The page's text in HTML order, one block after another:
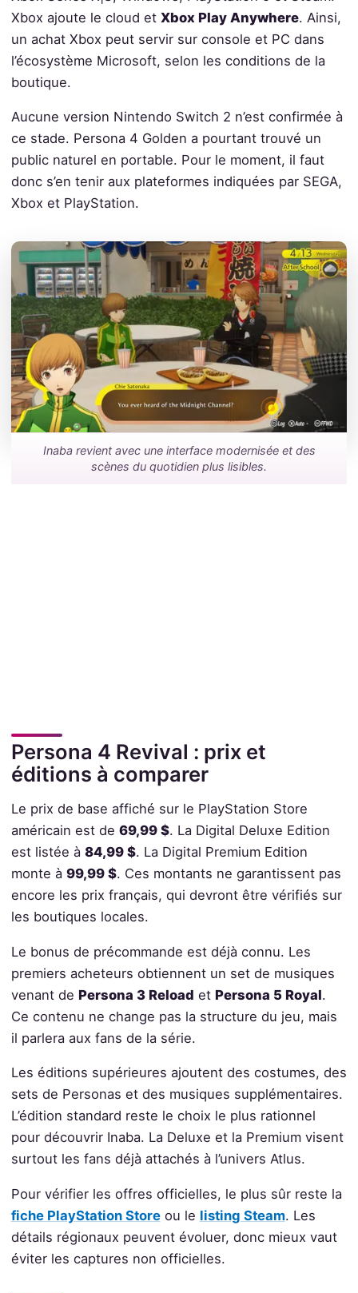
Xbox ajoute le cloud et Xbox Play Anywhere. Ainsi,
un achat Xbox peut servir sur console et PC dans
l’écosystème Microsoft, selon les conditions de la
boutique.
Aucune version Nintendo Switch 2 n’est confirmée à
ce stade. Persona 4 Golden a pourtant trouvé un
public naturel en portable. Pour le moment, il faut
donc s’en tenir aux plateformes indiquées par SEGA,
Xbox et PlayStation.
Inaba revient avec une interface modernisée et des
scènes du quotidien plus lisibles.
Persona 4 Revival : prix et
éditions à comparer
Le prix de base affiché sur le PlayStation Store
américain est de 69,99 $. La Digital Deluxe Edition
est listée à 84,99 $. La Digital Premium Edition
monte à 99,99 $. Ces montants ne garantissent pas
encore les prix français, qui devront être vérifiés sur
les boutiques locales.
Le bonus de précommande est déjà connu. Les
premiers acheteurs obtiennent un set de musiques
venant de Persona 3 Reload et Persona 5 Royal.
Ce contenu ne change pas la structure du jeu, mais
il parlera aux fans de la série.
Les éditions supérieures ajoutent des costumes, des
sets de Personas et des musiques supplémentaires.
L’édition standard reste le choix le plus rationnel
pour découvrir Inaba. La Deluxe et la Premium visent
surtout les fans déjà attachés à l’univers Atlus.
Pour vérifier les offres officielles, le plus sûr reste la
fiche PlayStation Storeou le listing Steam. Les
détails régionaux peuvent évoluer, donc mieux vaut
éviter les captures non officielles.